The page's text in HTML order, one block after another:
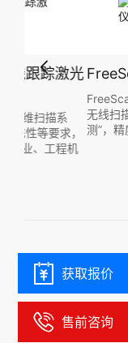
FreeScan
FreeScan Omni无
无线扫描技术，可
测”，精度最高
获取报价
售前咨询